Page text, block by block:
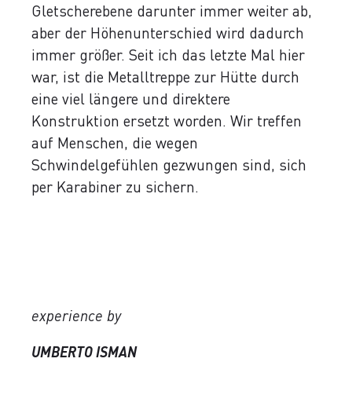
Gletscherebene darunter immer weiter ab,
aber der Höhenunterschied wird dadurch
immer größer. Seit ich das letzte Mal hier
war, ist die Metalltreppe zur Hütte durch
eine viel längere und direktere
Konstruktion ersetzt worden. Wir treffen
auf Menschen, die wegen
Schwindelgefühlen gezwungen sind, sich
per Karabiner zu sichern.
experience by
UMBERTO ISMAN